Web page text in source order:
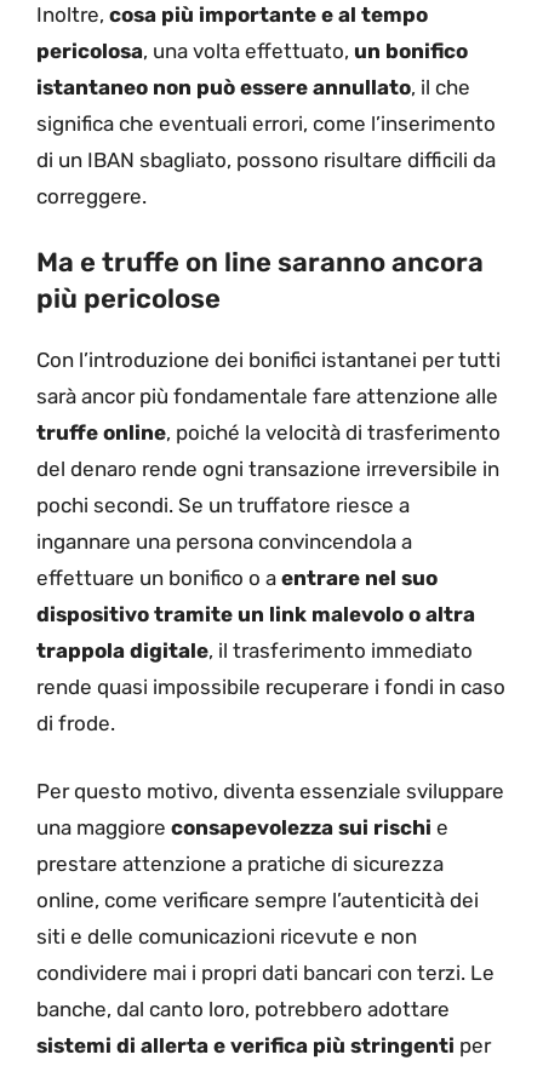
Inoltre, cosa più importante e al tempo
pericolosa, una volta effettuato, un bonifico
istantaneo non può essere annullato, il che
significa che eventuali errori, come l’inserimento
di un IBAN sbagliato, possono risultare difficili da
correggere.
Ma e truffe on line saranno ancora
più pericolose
Con l’introduzione dei bonifici istantanei per tutti
sarà ancor più fondamentale fare attenzione alle
truffe online, poiché la velocità di trasferimento
del denaro rende ogni transazione irreversibile in
pochi secondi. Se un truffatore riesce a
ingannare una persona convincendola a
effettuare un bonifico o a entrare nel suo
dispositivo tramite un link malevolo o altra
trappola digitale, il trasferimento immediato
rende quasi impossibile recuperare i fondi in caso
di frode.
Per questo motivo, diventa essenziale sviluppare
una maggiore consapevolezza sui rischi e
prestare attenzione a pratiche di sicurezza
online, come verificare sempre l’autenticità dei
siti e delle comunicazioni ricevute e non
condividere mai i propri dati bancari con terzi. Le
banche, dal canto loro, potrebbero adottare
sistemi di allerta e verifica più stringenti per